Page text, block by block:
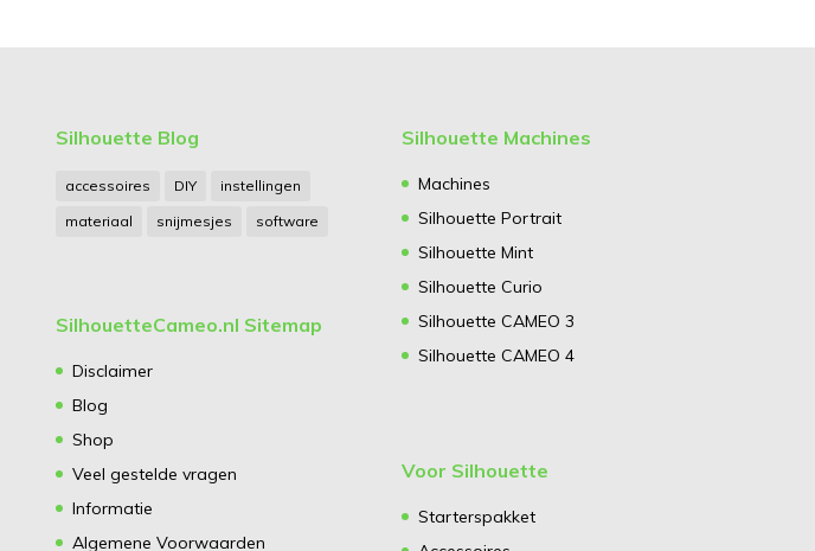
Silhouette Blog
accessoires DIY
instellingen
materiaal
snijmesjes software
SilhouetteCameo.nl Sitemap
Disclaimer
Blog
Shop
Veel gestelde vragen
Informatie
Algemene Voorwaarden
Silhouette Machines
Machines
Silhouette Portrait
Silhouette Mint
Silhouette Curio
Silhouette CAMEO 3
Silhouette CAMEO 4
Voor Silhouette
Starterspakket